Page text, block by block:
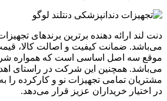
دنت لند ارائه دهنده برترین برندهای
می‌باشد. ضمانت کیفیت و اصالت کالا،
موقع سه اصل اساسی است که همواره
می‌باشد. همچنین این شرکت در راستای
مشتریان تمامی تجهیزات نو و کارکرده
در اختیار خریداران عزیز قرار می‌دهد.